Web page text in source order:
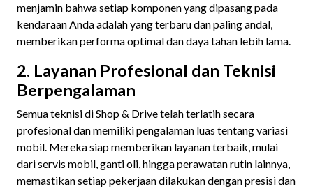
menjamin bahwa setiap komponen yang dipasang pada
kendaraan Anda adalah yang terbaru dan paling andal,
memberikan performa optimal dan daya tahan lebih lama.
2. Layanan Profesional dan Teknisi
Berpengalaman
Semua teknisi di Shop & Drive telah terlatih secara
profesional dan memiliki pengalaman luas tentang variasi
mobil. Mereka siap memberikan layanan terbaik, mulai
dari servis mobil, ganti oli, hingga perawatan rutin lainnya,
memastikan setiap pekerjaan dilakukan dengan presisi dan